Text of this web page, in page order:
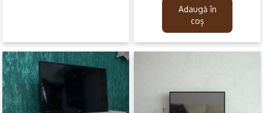
was:
239.99lei.
is:
169.99lei.
Adaugă în
coș